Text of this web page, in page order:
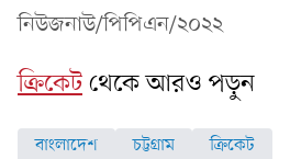
নিউজনাউ/পিপিএন/২০২২
ক্রিকেটথেকে আরও পড়ুন
বাংলাদেশ চট্টগ্রাম ক্রিকেট